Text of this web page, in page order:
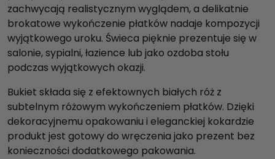
h
o
w
a
R
ó
ż
a
b
i
a
zachwycają realistycznym wyglądem, a delikatnie
brokatowe wykończenie płatków nadaje kompozycji
wyjątkowego uroku. Świeca pięknie prezentuje się w
salonie, sypialni, łazience lub jako ozdoba stołu
podczas wyjątkowych okazji.
Bukiet składa się z efektownych białych róż z
subtelnym różowym wykończeniem płatków. Dzięki
dekoracyjnemu opakowaniu i eleganckiej kokardzie
produkt jest gotowy do wręczenia jako prezent bez
konieczności dodatkowego pakowania.